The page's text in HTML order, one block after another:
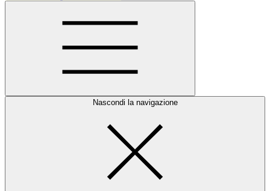
Nascondi la navigazione